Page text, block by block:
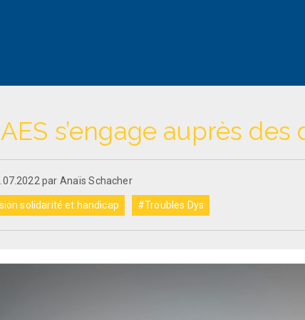
s’engage auprès des
par Anaïs Schacher
solidarité et handicap #Troubles Dys